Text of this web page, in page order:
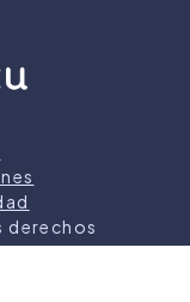
derechos